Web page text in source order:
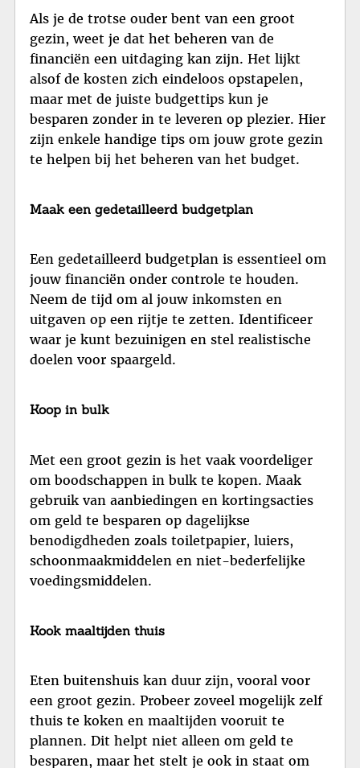
Als je de trotse ouder bent van een groot
gezin, weet je dat het beheren van de
financiën een uitdaging kan zijn. Het lijkt
alsof de kosten zich eindeloos opstapelen,
maar met de juiste budgettips kun je
besparen zonder in te leveren op plezier. Hier
zijn enkele handige tips om jouw grote gezin
te helpen bij het beheren van het budget.
Maak een gedetailleerd budgetplan
Een gedetailleerd budgetplan is essentieel om
jouw financiën onder controle te houden.
Neem de tijd om al jouw inkomsten en
uitgaven op een rijtje te zetten. Identificeer
waar je kunt bezuinigen en stel realistische
doelen voor spaargeld.
Koop in bulk
Met een groot gezin is het vaak voordeliger
om boodschappen in bulk te kopen. Maak
gebruik van aanbiedingen en kortingsacties
om geld te besparen op dagelijkse
benodigdheden zoals toiletpapier, luiers,
schoonmaakmiddelen en niet-bederfelijke
voedingsmiddelen.
Kook maaltijden thuis
Eten buitenshuis kan duur zijn, vooral voor
een groot gezin. Probeer zoveel mogelijk zelf
thuis te koken en maaltijden vooruit te
plannen. Dit helpt niet alleen om geld te
besparen, maar het stelt je ook in staat om